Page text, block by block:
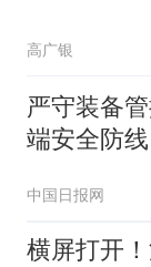
高广银
严守装备
端安全防线
中国日报网